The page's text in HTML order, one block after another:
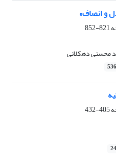
و انصاف»
821-852
محسنی دهکلانی
405-432